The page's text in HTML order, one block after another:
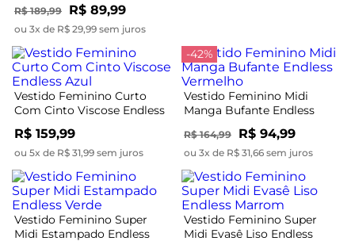
R$ 189,99 R$ 89,99
ou 3x de R$ 29,99 sem juros
Vestido Feminino Curto
Com Cinto Viscose Endless
Azul
R$ 159,99
ou 5x de R$ 31,99 sem juros
-42%
Vestido Feminino Midi
Manga Bufante Endless
R$ 164,99 R$ 94,99
ou 3x de R$ 31,66 sem juros
Vestido Feminino Super
Midi Estampado Endless
Vestido Feminino Super
Midi Evasê Liso Endless